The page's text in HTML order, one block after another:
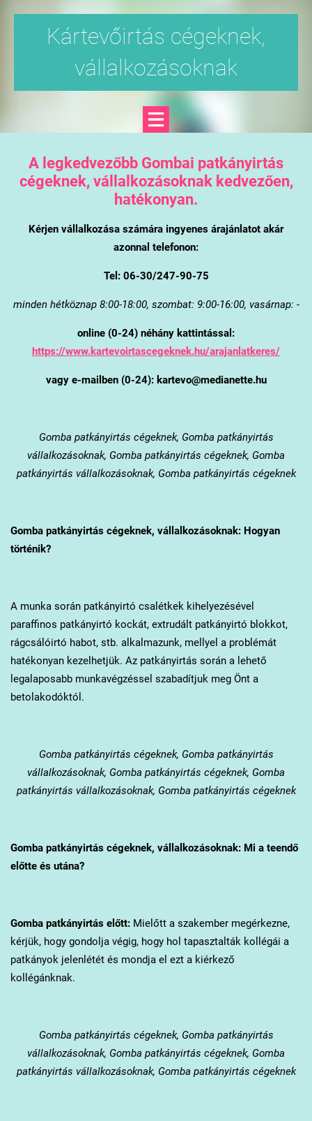
Kártevőirtás cégeknek,
vállalkozásoknak
A legkedvezőbb Gombai patkányirtás
cégeknek, vállalkozásoknak kedvezően,
hatékonyan.
Kérjen vállalkozása számára ingyenes árajánlatot akár
azonnal telefonon:
Tel: 06-30/247-90-75
minden hétköznap 8:00-18:00, szombat: 9:00-16:00, vasárnap: -
online (0-24) néhány kattintással:
https://www.kartevoirtascegeknek.hu/arajanlatkeres/
vagy e-mailben (0-24): kartevo@medianette.hu
Gomba patkányirtás cégeknek, Gomba patkányirtás
vállalkozásoknak, Gomba patkányirtás cégeknek, Gomba
patkányirtás vállalkozásoknak, Gomba patkányirtás cégeknek
Gombapatkányirtás cégeknek, vállalkozásoknak: Hogyan
történik?
A munka során patkányirtó csalétkek kihelyezésével
paraffinos patkányirtó kockát, extrudált patkányirtó blokkot,
rágcsálóirtó habot, stb. alkalmazunk, mellyel a problémát
hatékonyan kezelhetjük. Az patkányirtás során a lehető
legalaposabb munkavégzéssel szabadítjuk meg Önt a
betolakodóktól.
Gomba patkányirtás cégeknek, Gomba patkányirtás
vállalkozásoknak, Gomba patkányirtás cégeknek, Gomba
patkányirtás vállalkozásoknak, Gomba patkányirtás cégeknek
Gombapatkányirtás cégeknek, vállalkozásoknak: Mi a teendő
előtte és utána?
Gombapatkányirtás előtt:Mielőtt a szakember megérkezne,
kérjük, hogy gondolja végig, hogy hol tapasztalták kollégái a
patkányok jelenlétét és mondja el ezt a kiérkező
kollégánknak.
Gomba patkányirtás cégeknek, Gomba patkányirtás
vállalkozásoknak, Gomba patkányirtás cégeknek, Gomba
patkányirtás vállalkozásoknak, Gomba patkányirtás cégeknek